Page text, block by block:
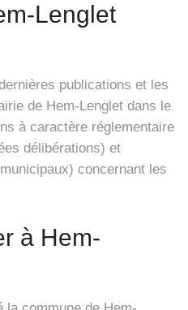
Lenglet
publications et les
de Hem-Lenglet dans le
à caractère réglementaire
délibérations) et
concernant les
à Hem-